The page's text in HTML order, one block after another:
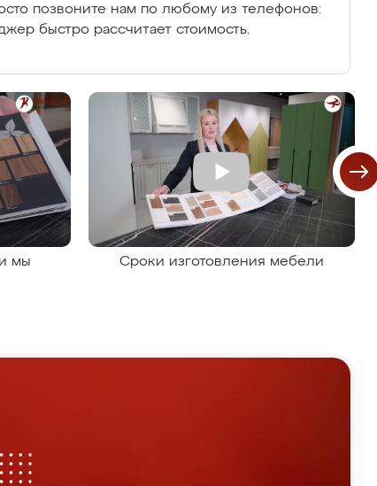
позвоните нам по любому из телефонов:
быстро рассчитает стоимость.
мы
Сроки изготовления мебели